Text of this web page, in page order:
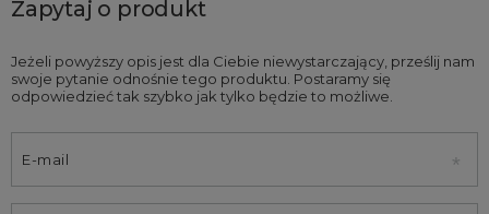
Zapytaj o produkt
Jeżeli powyższy opis jest dla Ciebie niewystarczający, prześlij nam
swoje pytanie odnośnie tego produktu. Postaramy się
odpowiedzieć tak szybko jak tylko będzie to możliwe.
E-mail